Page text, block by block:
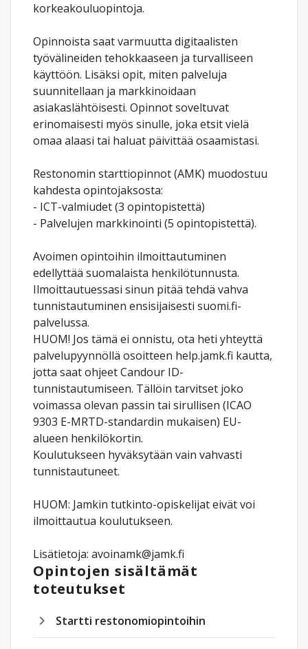
korkeakouluopintoja.
Opinnoista saat varmuutta digitaalisten
työvälineiden tehokkaaseen ja turvalliseen
käyttöön. Lisäksi opit, miten palveluja
suunnitellaan ja markkinoidaan
asiakaslähtöisesti. Opinnot soveltuvat
erinomaisesti myös sinulle, joka etsit vielä
omaa alaasi tai haluat päivittää osaamistasi.
Restonomin starttiopinnot (AMK) muodostuu
kahdesta opintojaksosta:
- ICT-valmiudet (3 opintopistettä)
- Palvelujen markkinointi (5 opintopistettä).
Avoimen opintoihin ilmoittautuminen
edellyttää suomalaista henkilötunnusta.
Ilmoittautuessasi sinun pitää tehdä vahva
tunnistautuminen ensisijaisesti suomi.fi-
palvelussa.
HUOM! Jos tämä ei onnistu, ota heti yhteyttä
palvelupyynnöllä osoitteen help.jamk.fi kautta,
jotta saat ohjeet Candour ID-
tunnistautumiseen. Tällöin tarvitset joko
voimassa olevan passin tai sirullisen (ICAO
9303 E-MRTD-standardin mukaisen) EU-
alueen henkilökortin.
Koulutukseen hyväksytään vain vahvasti
tunnistautuneet.
HUOM: Jamkin tutkinto-opiskelijat eivät voi
ilmoittautua koulutukseen.
Lisätietoja: avoinamk@jamk.fi
Opintojen sisältämät
toteutukset
Startti restonomiopintoihin